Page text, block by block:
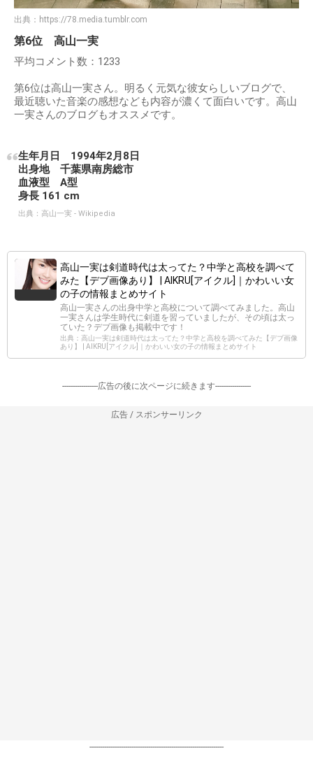
出典： https://78.media.tumblr.com
第6位 高山一実
平均コメント数：1233
第6位は高山一実さん。明るく元気な彼女らしいブログで、
最近聴いた音楽の感想なども内容が濃くて面白いです。高山
一実さんのブログもオススメです。
生年月日 1994年2月8日
出身地 千葉県南房総市
血液型 A型
身長 161 cm
出典： 高山一実 - Wikipedia
高山一実は剣道時代は太ってた？中学と高校を調べて
みた【デブ画像あり】 | AIKRU[アイクル]｜かわいい女
の子の情報まとめサイト
高山一実さんの出身中学と高校について調べてみました。高山
一実さんは学生時代に剣道を習っていましたが、その頃は太っ
ていた？デブ画像も掲載中です！
出典：高山一実は剣道時代は太ってた？中学と高校を調べてみた【デブ画像
あり】 | AIKRU[アイクル]｜かわいい女の子の情報まとめサイト
-----------------広告の後に次ページに続きます-----------------
広告 / スポンサーリンク
----------------------------------------------------------------